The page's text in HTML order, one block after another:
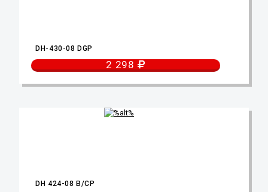
DH-430-08 DGP
2 298
DH 424-08 B/CP